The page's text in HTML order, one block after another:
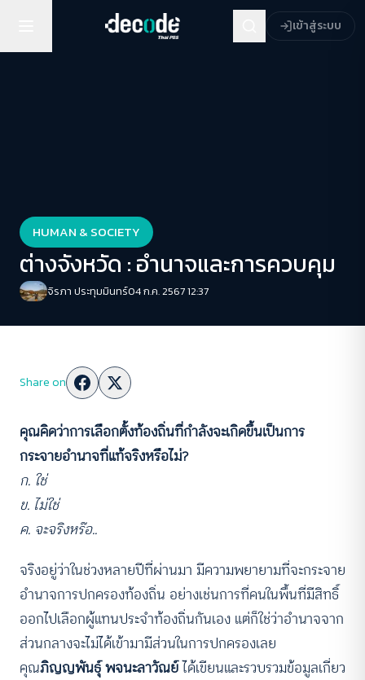
เข้าสู่ระบบ
HUMAN & SOCIETY
ต่างจังหวัด : อำนาจและการควบคุม
จิรภา ประทุมมินทร์04 ก.ค. 2567 12:37
Share on
คุณคิดว่าการเลือกตั้งท้องถิ่นที่กำลังจะเกิดขึ้นเป็นการ
กระจายอำนาจที่แท้จริงหรือไม่?
ก. ใช่
ข. ไม่ใช่
ค. จะจริงหร๊อ..
จริงอยู่ว่าในช่วงหลายปีที่ผ่านมา มีความพยายามที่จะกระจาย
อำนาจการปกครองท้องถิ่น อย่างเช่นการที่คนในพื้นที่มีสิทธิ์
ออกไปเลือกผู้แทนประจำท้องถิ่นกันเอง แต่ก็ใช่ว่าอำนาจจาก
ส่วนกลางจะไม่ได้เข้ามามีส่วนในการปกครองเลย
คุณภิญญพันธุ์ พจนะลาวัณย์ได้เขียนและรวบรวมข้อมูลเกี่ยว